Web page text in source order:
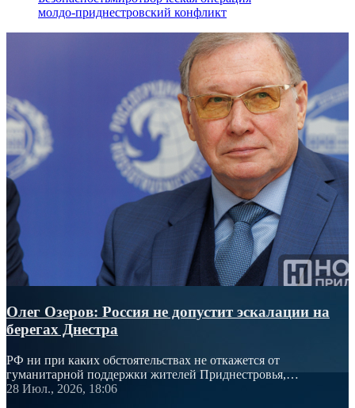
молдо-приднестровский конфликт
Олег Озеров: Россия не допустит эскалации на
берегах Днестра
РФ ни при каких обстоятельствах не откажется от
гуманитарной поддержки жителей Приднестровья,
подчеркнул посол России
28 Июл., 2026, 18:06